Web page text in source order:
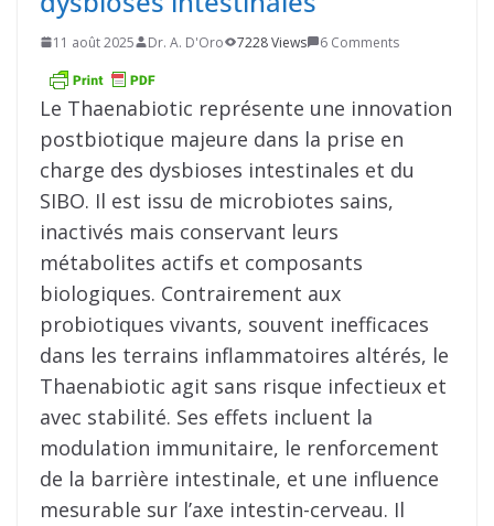
11 août 2025 Dr. A. D'Oro 7228 Views 6 Comments
Le Thaenabiotic représente une innovation
postbiotique majeure dans la prise en
charge des dysbioses intestinales et du
SIBO. Il est issu de microbiotes sains,
inactivés mais conservant leurs
métabolites actifs et composants
biologiques. Contrairement aux
probiotiques vivants, souvent inefficaces
dans les terrains inflammatoires altérés, le
Thaenabiotic agit sans risque infectieux et
avec stabilité. Ses effets incluent la
modulation immunitaire, le renforcement
de la barrière intestinale, et une influence
mesurable sur l’axe intestin-cerveau. Il